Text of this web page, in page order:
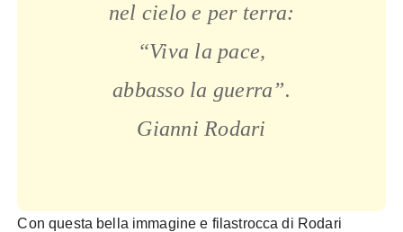
nel cielo e per terra:
“Viva la pace,
abbasso la guerra”.
Gianni Rodari
Con questa bella immagine e filastrocca di Rodari